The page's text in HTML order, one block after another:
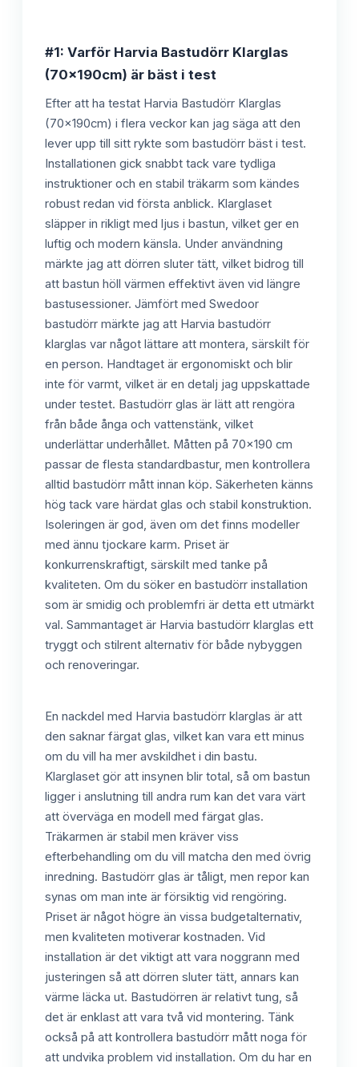
#1: Varför Harvia Bastudörr Klarglas
(70x190cm) är bäst i test
Efter att ha testat Harvia Bastudörr Klarglas
(70x190cm) i flera veckor kan jag säga att den
lever upp till sitt rykte som bastudörr bäst i test.
Installationen gick snabbt tack vare tydliga
instruktioner och en stabil träkarm som kändes
robust redan vid första anblick. Klarglaset
släpper in rikligt med ljus i bastun, vilket ger en
luftig och modern känsla. Under användning
märkte jag att dörren sluter tätt, vilket bidrog till
att bastun höll värmen effektivt även vid längre
bastusessioner. Jämfört med Swedoor
bastudörr märkte jag att Harvia bastudörr
klarglas var något lättare att montera, särskilt för
en person. Handtaget är ergonomiskt och blir
inte för varmt, vilket är en detalj jag uppskattade
under testet. Bastudörr glas är lätt att rengöra
från både ånga och vattenstänk, vilket
underlättar underhållet. Måtten på 70x190 cm
passar de flesta standardbastur, men kontrollera
alltid bastudörr mått innan köp. Säkerheten känns
hög tack vare härdat glas och stabil konstruktion.
Isoleringen är god, även om det finns modeller
med ännu tjockare karm. Priset är
konkurrenskraftigt, särskilt med tanke på
kvaliteten. Om du söker en bastudörr installation
som är smidig och problemfri är detta ett utmärkt
val. Sammantaget är Harvia bastudörr klarglas ett
tryggt och stilrent alternativ för både nybyggen
och renoveringar.
En nackdel med Harvia bastudörr klarglas är att
den saknar färgat glas, vilket kan vara ett minus
om du vill ha mer avskildhet i din bastu.
Klarglaset gör att insynen blir total, så om bastun
ligger i anslutning till andra rum kan det vara värt
att överväga en modell med färgat glas.
Träkarmen är stabil men kräver viss
efterbehandling om du vill matcha den med övrig
inredning. Bastudörr glas är tåligt, men repor kan
synas om man inte är försiktig vid rengöring.
Priset är något högre än vissa budgetalternativ,
men kvaliteten motiverar kostnaden. Vid
installation är det viktigt att vara noggrann med
justeringen så att dörren sluter tätt, annars kan
värme läcka ut. Bastudörren är relativt tung, så
det är enklast att vara två vid montering. Tänk
också på att kontrollera bastudörr mått noga för
att undvika problem vid installation. Om du har en